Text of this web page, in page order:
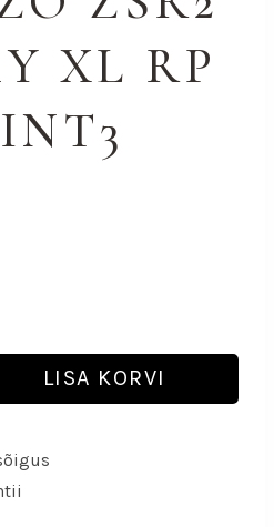
XL RP
LISA KORVI